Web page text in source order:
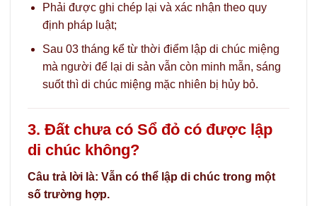
Phải được ghi chép lại và xác nhận theo quy
định pháp luật;
Sau 03 tháng kể từ thời điểm lập di chúc miệng
mà người để lại di sản vẫn còn minh mẫn, sáng
suốt thì di chúc miệng mặc nhiên bị hủy bỏ.
3. Đất chưa có Sổ đỏ có được lập
di chúc không?
Câu trả lời là: Vẫn có thể lập di chúc trong một
số trường hợp.